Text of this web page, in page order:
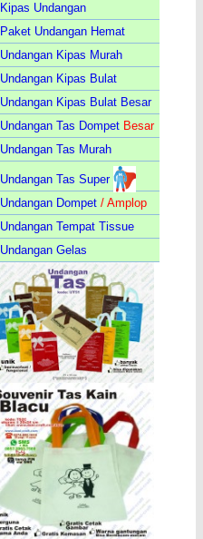
Kipas Undangan
Paket Undangan Hemat
Undangan Kipas Murah
Undangan Kipas Bulat
Undangan Kipas Bulat Besar
Undangan Tas Dompet Besar
Undangan Tas Murah
Undangan Tas Super
Undangan Dompet / Amplop
Undangan Tempat Tissue
Undangan Gelas